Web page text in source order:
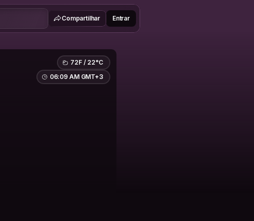
Compartilhar Entrar
72F / 22°C
06:09 AM GMT+3